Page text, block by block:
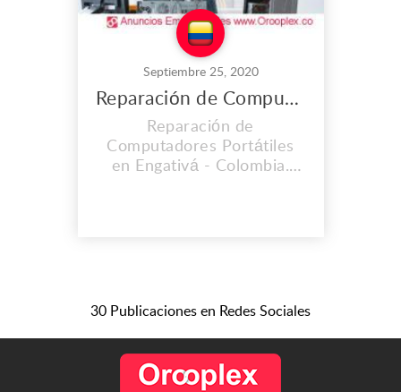
Septiembre 25, 2020
Reparación de Computadores Portátiles en Engativá
Reparación de
Computadores Portátiles
en Engativá - Colombia.
mejorando nuestras
mas importante con calidad
...
30 Publicaciones en Redes Sociales